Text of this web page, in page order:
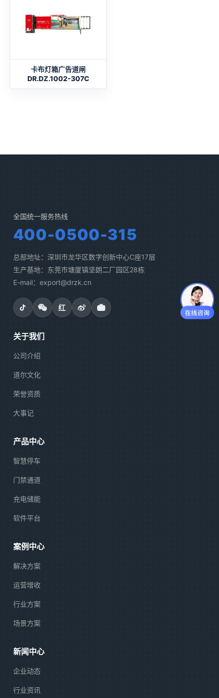
卡布灯箱广告道闸
DR.DZ.1002-307C
全国统一服务热线
400-0500-315
总部地址：深圳市龙华区数字创新中心C座17层
生产基地：东莞市塘厦镇坚朗二厂园区28栋
E-mail：export@drzk.cn
红
关于我们
公司介绍
道尔文化
荣誉资质
大事记
产品中心
智慧停车
门禁通道
充电储能
软件平台
案例中心
解决方案
运营增收
行业方案
场景方案
新闻中心
企业动态
行业资讯